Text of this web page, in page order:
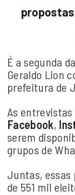
É a segunda
Geraldo Lion
prefeitura de
As
Facebook,
serem
grupos de
Juntas,
de 551 mil